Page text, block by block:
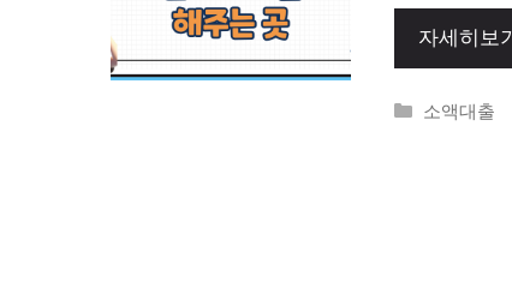
자세히보기
Categories
소액대출